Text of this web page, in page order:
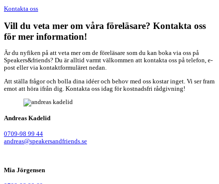
Kontakta oss
Vill du veta mer om våra föreläsare? Kontakta oss
för mer information!
Är du nyfiken på att veta mer om de föreläsare som du kan boka via oss på
Speakers&friends? Du är alltid varmt välkommen att kontakta oss på telefon, e-
post eller via kontaktformuläret nedan.
Att ställa frågor och bolla dina idéer och behov med oss kostar inget. Vi ser fram
emot att höra ifrån dig. Kontakta oss idag för kostnadsfri rådgivning!
Andreas Kadelid ​
0709-98 99 44
andreas@speakersandfriends.se​
Mia Jörgensen